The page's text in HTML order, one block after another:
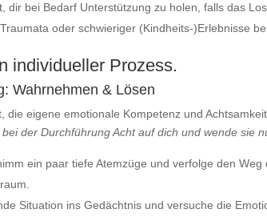
dir bei Bedarf Unterstützung zu holen, falls das
oder schwieriger (Kindheits-)Erlebnisse
individueller Prozess.
Wahrnehmen & Lösen
die eigene emotionale Kompetenz und
der Durchführung Acht auf dich und wende sie
ein paar tiefe Atemzüge und verfolge den
Situation ins Gedächtnis und versuche die